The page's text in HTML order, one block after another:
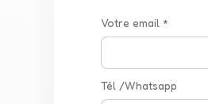
Votre email *
Tél /Whatsapp